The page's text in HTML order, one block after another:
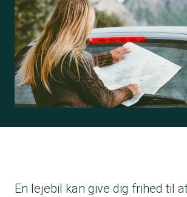
En lejebil kan give dig frihed til